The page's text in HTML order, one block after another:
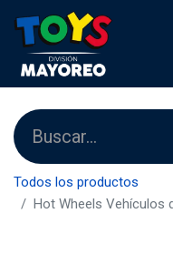
Todos los productos
Hot Wheels Vehículos